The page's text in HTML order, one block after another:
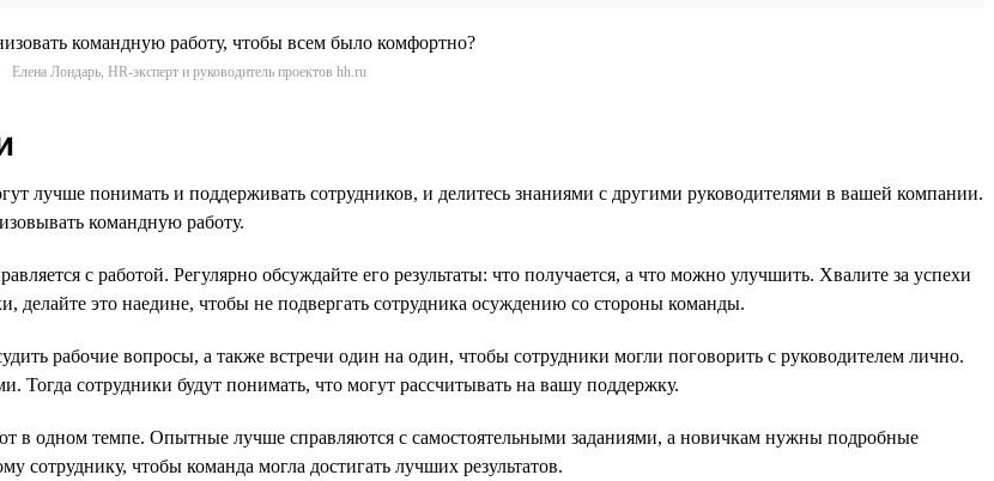
Елена Лондарь, HR-эксперт и руководитель проектов hh.ru
лучше понимать и поддерживать сотрудников, и делитесь знаниями с другими руководителями в вашей компании.
командную работу.
с работой. Регулярно обсуждайте его результаты: что получается, а что можно улучшить. Хвалите за успехи
это наедине, чтобы не подвергать сотрудника осуждению со стороны команды.
рабочие вопросы, а также встречи один на один, чтобы сотрудники могли поговорить с руководителем лично.
сотрудники будут понимать, что могут рассчитывать на вашу поддержку.
в одном темпе. Опытные лучше справляются с самостоятельными заданиями, а новичкам нужны подробные
сотруднику, чтобы команда могла достигать лучших результатов.